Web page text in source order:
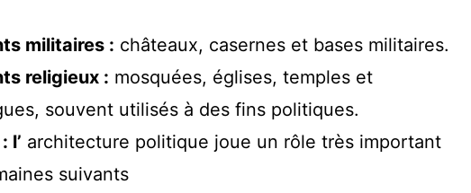
militaires : châteaux, casernes et bases militaires.
religieux : mosquées, églises, temples et
souvent utilisés à des fins politiques.
l’ architecture politique joue un rôle très important
suivants